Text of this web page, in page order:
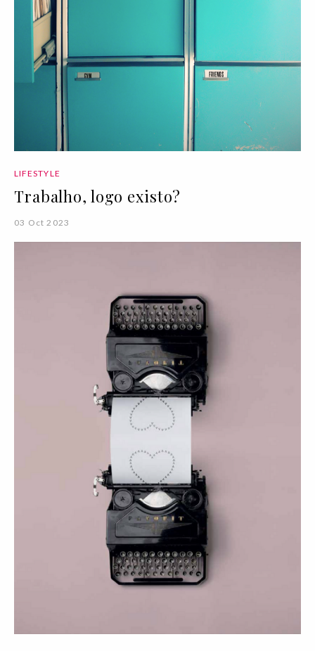
LIFESTYLE
Trabalho, logo existo?
03 Oct 2023